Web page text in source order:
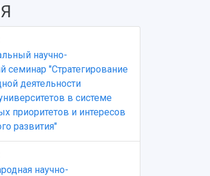
научно-
семинар "Стратегирование
деятельности
в системе
приоритетов и интересов
развития"
научно-